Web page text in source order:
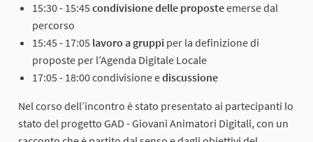
15:30 - 15:45 condivisione delle proposteemerse dal
percorso
15:45 - 17:05 lavoro a gruppi per la definizione di
proposte per l’Agenda Digitale Locale
17:05 - 18:00 condivisione ediscussione
Nel corso dell’incontro è stato presentato ai partecipanti lo
stato del progetto GAD - Giovani Animatori Digitali, con un